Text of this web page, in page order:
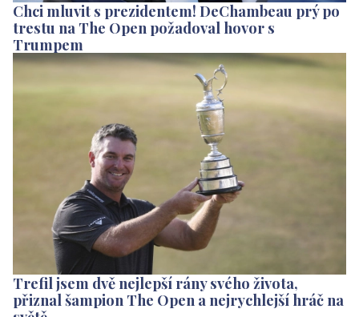
Chci mluvit s prezidentem! DeChambeau prý po
trestu na The Open požadoval hovor s
Trumpem
Trefil jsem dvě nejlepší rány svého života,
přiznal šampion The Open a nejrychlejší hráč na